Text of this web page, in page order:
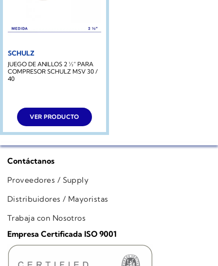
SCHULZ
JUEGO DE ANILLOS 2 ½” PARA
COMPRESOR SCHULZ MSV 30 /
40
VER PRODUCTO
Contáctanos
Proveedores / Supply
Distribuidores / Mayoristas
Trabaja con Nosotros
Empresa Certificada ISO 9001